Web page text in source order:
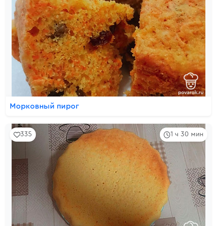
Морковный пирог
1 ч 30 мин
335